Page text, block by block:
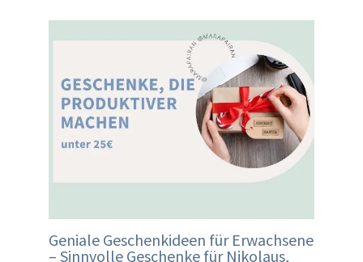
Geniale Geschenkideen für Erwachsene
– Sinnvolle Geschenke für Nikolaus,